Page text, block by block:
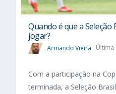
Quando é que a
jogar?
Armando Vieira Última
Com a participação na
terminada, a Seleção